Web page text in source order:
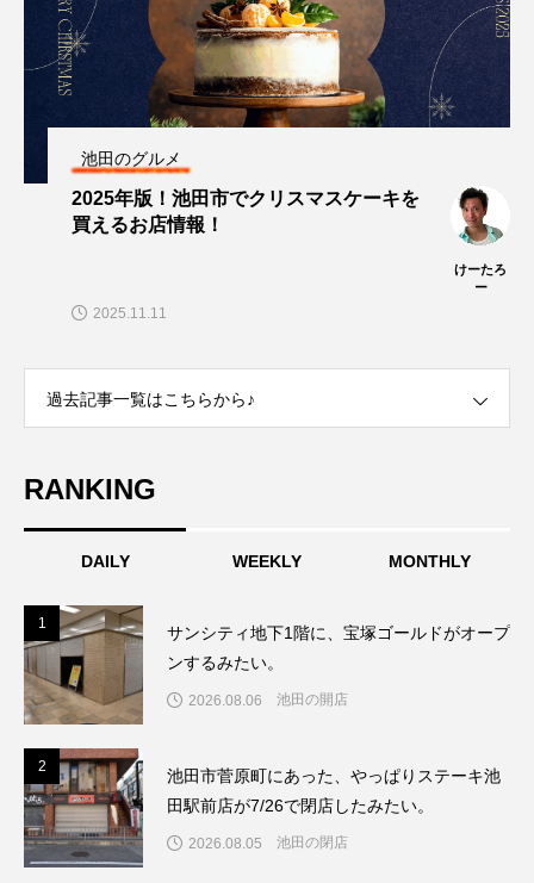
池田のグルメ
2025年版！池田市でクリスマスケーキを
買えるお店情報！
けーたろ
ー
2025.11.11
過去記事一覧はこちらから♪
RANKING
DAILY WEEKLY MONTHLY
1
サンシティ地下1階に、宝塚ゴールドがオープ
ンするみたい。
2026.08.06 池田の開店
2
池田市菅原町にあった、やっぱりステーキ池
田駅前店が7/26で閉店したみたい。
2026.08.05 池田の閉店